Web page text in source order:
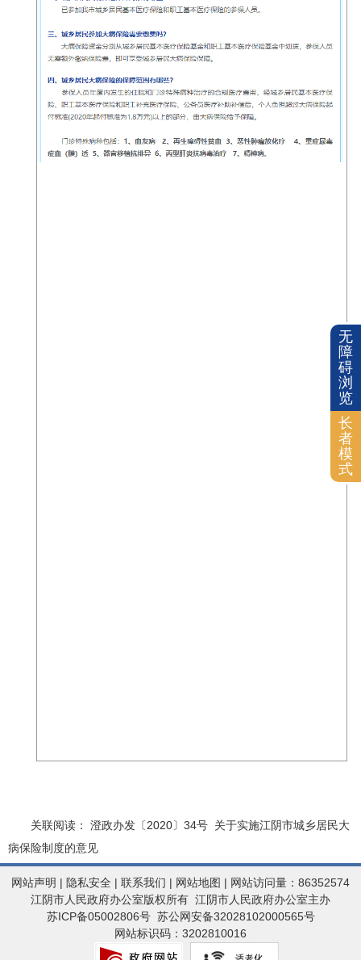
关联阅读： 澄政办发〔2020〕34号 关于实施江阴市城乡居民大
病保险制度的意见
网站声明 | 隐私安全 | 联系我们 | 网站地图 | 网站访问量：86352574
江阴市人民政府办公室版权所有 江阴市人民政府办公室主办
苏ICP备05002806号 苏公网安备32028102000565号
网站标识码：3202810016
无
障
碍
浏
览
长
者
模
式